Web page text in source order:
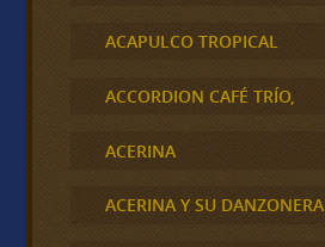
ACAPULCO TROPICAL
ACCORDION CAFÉ TRÍO,
ACERINA
ACERINA Y SU DANZONERA